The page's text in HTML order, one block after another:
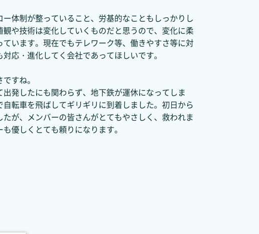
体制が整っていること、労基的なこともしっかりし
や技術は変化していくものだと思うので、変化に柔
います。現在でもテレワーク等、働きやすさ等に対
応・進化してく会社であってほしいです。
すね。
発したにも関わらず、地下鉄が運休になってしま
転車を飛ばしてギリギリに到着しました。初日から
が、メンバーの皆さんがとてもやさしく、救われま
優しくとても頼りになります。